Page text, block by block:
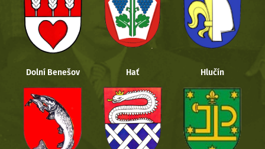
Dolní Benešov Hať Hlučín